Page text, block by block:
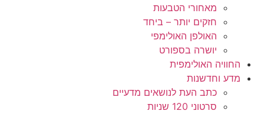
מאחורי הטבעות
חזקים יותר – ביחד
האולפן האולימפי
יושרה בספורט
החוויה האולימפית
מדע וחדשנות
כתב העת לנושאים מדעיים
סרטוני 120 שניות